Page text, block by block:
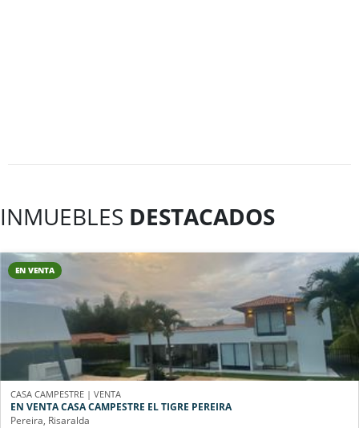
INMUEBLES DESTACADOS
EN VENTA
CASA CAMPESTRE | VENTA
EN VENTA CASA CAMPESTRE EL TIGRE PEREIRA
Pereira, Risaralda